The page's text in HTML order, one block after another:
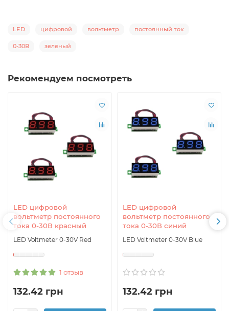
LED цифровой вольтметр постоянный ток
0-30В зеленый
Рекомендуем посмотреть
LED цифровой
вольтметр постоянного
тока 0-30В красный
LED Voltmeter 0-30V Red
1 отзыв
132.42 грн
LED цифровой
вольтметр постоянного
тока 0-30В синий
LED Voltmeter 0-30V Blue
132.42 грн